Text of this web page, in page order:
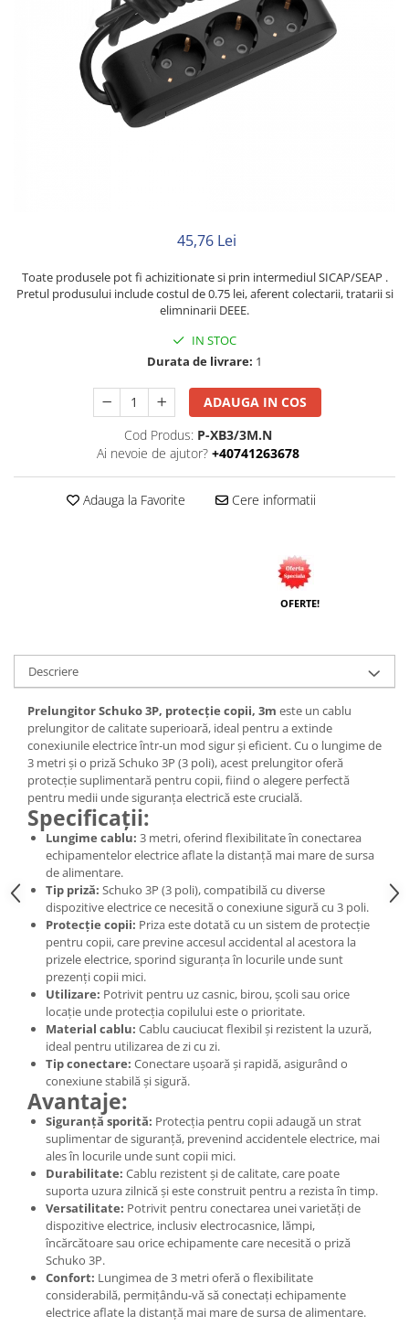
45,76 Lei
Toate produsele pot fi achizitionate si prin intermediul SICAP/SEAP .
Pretul produsului include costul de 0.75 lei, aferent colectarii, tratarii si
elimninarii DEEE.
IN STOC
Durata de livrare: 1
ADAUGA IN COS
Cod Produs: P-XB3/3M.N
Ai nevoie de ajutor? +40741263678
Adauga la Favorite Cere informatii
OFERTE!
Descriere
Prelungitor Schuko 3P, protecție copii, 3m este un cablu
prelungitor de calitate superioară, ideal pentru a extinde
conexiunile electrice într-un mod sigur și eficient. Cu o lungime de
3 metri și o priză Schuko 3P (3 poli), acest prelungitor oferă
protecție suplimentară pentru copii, fiind o alegere perfectă
pentru medii unde siguranța electrică este crucială.
Specificații:
Lungime cablu: 3 metri, oferind flexibilitate în conectarea
echipamentelor electrice aflate la distanță mai mare de sursa
de alimentare.
Tip priză: Schuko 3P (3 poli), compatibilă cu diverse
dispozitive electrice ce necesită o conexiune sigură cu 3 poli.
Protecție copii: Priza este dotată cu un sistem de protecție
pentru copii, care previne accesul accidental al acestora la
prizele electrice, sporind siguranța în locurile unde sunt
prezenți copii mici.
Utilizare: Potrivit pentru uz casnic, birou, școli sau orice
locație unde protecția copilului este o prioritate.
Material cablu: Cablu cauciucat flexibil și rezistent la uzură,
ideal pentru utilizarea de zi cu zi.
Tip conectare: Conectare ușoară și rapidă, asigurând o
conexiune stabilă și sigură.
Avantaje:
Siguranță sporită: Protecția pentru copii adaugă un strat
suplimentar de siguranță, prevenind accidentele electrice, mai
ales în locurile unde sunt copii mici.
Durabilitate: Cablu rezistent și de calitate, care poate
suporta uzura zilnică și este construit pentru a rezista în timp.
Versatilitate: Potrivit pentru conectarea unei varietăți de
dispozitive electrice, inclusiv electrocasnice, lămpi,
încărcătoare sau orice echipamente care necesită o priză
Schuko 3P.
Confort: Lungimea de 3 metri oferă o flexibilitate
considerabilă, permițându-vă să conectați echipamente
electrice aflate la distanță mai mare de sursa de alimentare.